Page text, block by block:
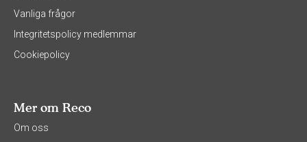
Vanliga frågor
Integritetspolicy medlemmar
Cookiepolicy
Mer om Reco
Om oss